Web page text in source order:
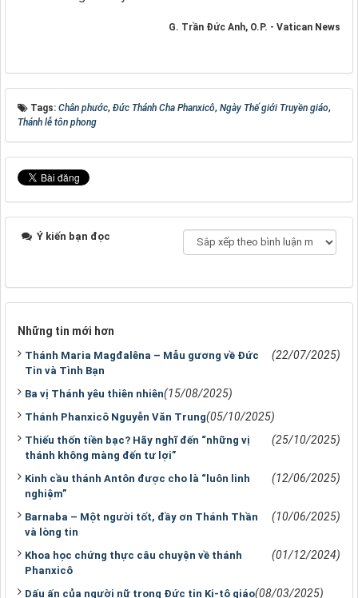
G. Trần Đức Anh, O.P. - Vatican News
Tags: Chân phước, Đức Thánh Cha Phanxicô, Ngày Thế giới Truyền giáo,
Thánh lễ tôn phong
Ý kiến bạn đọc
Những tin mới hơn
Thánh Maria Magđalêna – Mẫu gương về Đức
Tin và Tình Bạn
(22/07/2025)
Ba vị Thánh yêu thiên nhiên(15/08/2025)
Thánh Phanxicô Nguyễn Văn Trung(05/10/2025)
Thiếu thốn tiền bạc? Hãy nghĩ đến “những vị
thánh không màng đến tư lợi”
(25/10/2025)
Kinh cầu thánh Antôn được cho là “luôn linh
nghiệm”
(12/06/2025)
Barnaba – Một người tốt, đầy ơn Thánh Thần
và lòng tin
(10/06/2025)
Khoa học chứng thực câu chuyện về thánh
Phanxicô
(01/12/2024)
Dấu ấn của người nữ trong Đức tin Ki-tô giáo(08/03/2025)